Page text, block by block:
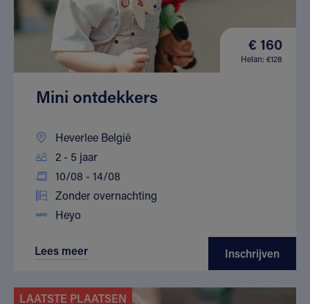
€ 160
Helan: €128
Mini ontdekkers
Heverlee België
2 - 5 jaar
10/08 - 14/08
Zonder overnachting
Heyo
Lees meer Inschrijven
LAATSTE PLAATSEN